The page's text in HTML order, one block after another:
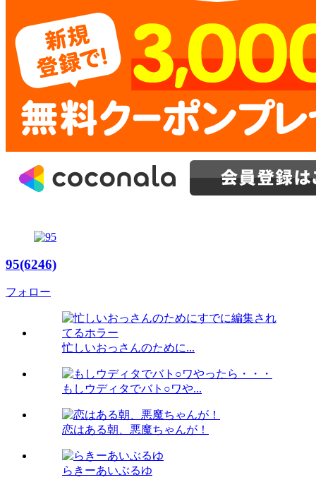
95(6246)
フォロー
忙しいおっさんのために...
もしウディタでバト○ワや...
恋はある朝、悪魔ちゃんが！
らきーあいぶるゆ